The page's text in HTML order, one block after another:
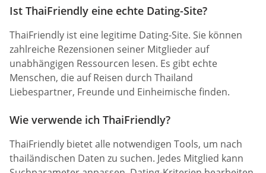
Ist ThaiFriendly eine echte Dating-Site?
ThaiFriendly ist eine legitime Dating-Site. Sie können
zahlreiche Rezensionen seiner Mitglieder auf
unabhängigen Ressourcen lesen. Es gibt echte
Menschen, die auf Reisen durch Thailand
Liebespartner, Freunde und Einheimische finden.
Wie verwende ich ThaiFriendly?
ThaiFriendly bietet alle notwendigen Tools, um nach
thailändischen Daten zu suchen. Jedes Mitglied kann